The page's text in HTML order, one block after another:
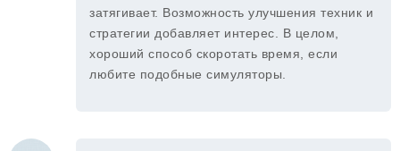
затягивает. Возможность улучшения техник и
стратегии добавляет интерес. В целом,
хороший способ скоротать время, если
любите подобные симуляторы.